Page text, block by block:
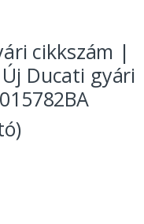
cikkszám |
Ducati gyári